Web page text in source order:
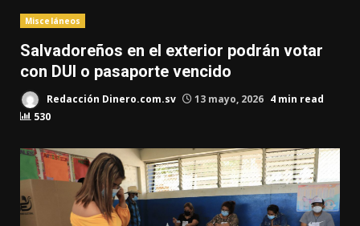
Misceláneos
Salvadoreños en el exterior podrán votar
con DUI o pasaporte vencido
Redacción Dinero.com.sv 13 mayo, 2026 4 min read
530